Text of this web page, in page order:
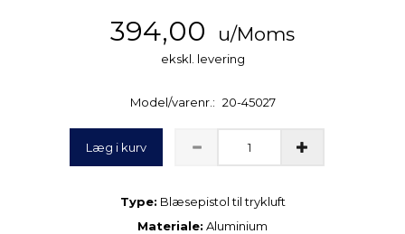
394,00 u/Moms
ekskl. levering
Model/varenr.: 20-45027
Læg i kurv
Type: Blæsepistol til trykluft
Materiale: Aluminium